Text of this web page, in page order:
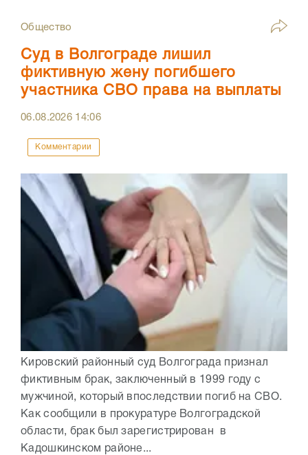
Общество
Суд в Волгограде лишил
фиктивную жену погибшего
участника СВО права на выплаты
06.08.2026 14:06
Комментарии
Кировский районный суд Волгограда признал
фиктивным брак, заключенный в 1999 году с
мужчиной, который впоследствии погиб на СВО.
Как сообщили в прокуратуре Волгоградской
области, брак был зарегистрирован в
Кадошкинском районе...